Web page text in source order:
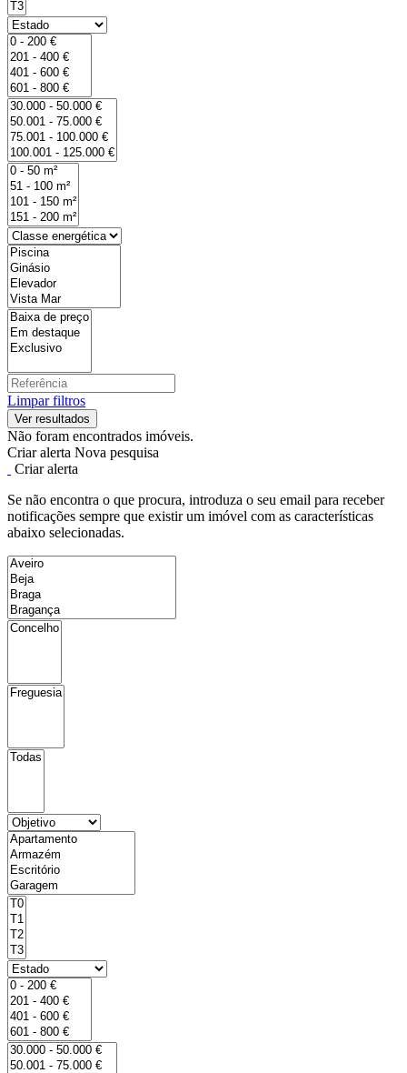
Limpar filtros
Não foram encontrados imóveis.
Criar alerta Nova pesquisa
Criar alerta
Se não encontra o que procura, introduza o seu email para receber
notificações sempre que existir um imóvel com as características
abaixo selecionadas.